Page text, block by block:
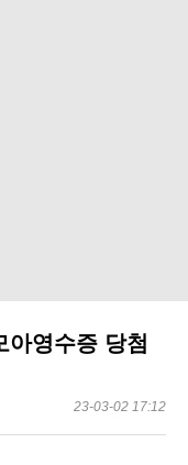
영수증 당첨
23-03-02 17:12